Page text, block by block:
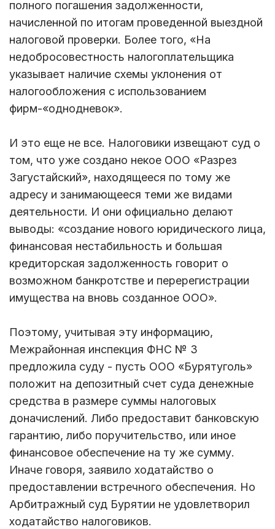
полного погашения задолженности,
начисленной по итогам проведенной выездной
налоговой проверки. Более того, «На
недобросовестность налогоплательщика
указывает наличие схемы уклонения от
налогообложения с использованием
фирм-«однодневок».
И это еще не все. Налоговики извещают суд о
том, что уже создано некое ООО «Разрез
Загустайский», находящееся по тому же
адресу и занимающееся теми же видами
деятельности. И они официально делают
выводы: «создание нового юридического лица,
финансовая нестабильность и большая
кредиторская задолженность говорит о
возможном банкротстве и перерегистрации
имущества на вновь созданное ООО».
Поэтому, учитывая эту информацию,
Межрайонная инспекция ФНС № 3
предложила суду - пусть ООО «Бурятуголь»
положит на депозитный счет суда денежные
средства в размере суммы налоговых
доначислений. Либо предоставит банковскую
гарантию, либо поручительство, или иное
финансовое обеспечение на ту же сумму.
Иначе говоря, заявило ходатайство о
предоставлении встречного обеспечения. Но
Арбитражный суд Бурятии не удовлетворил
ходатайство налоговиков.